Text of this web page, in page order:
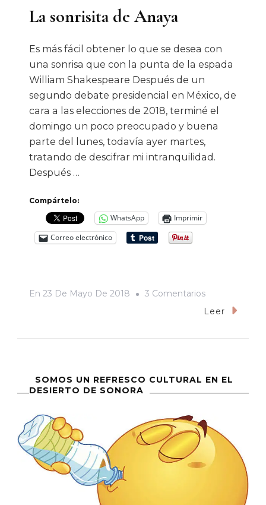
La sonrisita de Anaya
Es más fácil obtener lo que se desea con
una sonrisa que con la punta de la espada
William Shakespeare Después de un
segundo debate presidencial en México, de
cara a las elecciones de 2018, terminé el
domingo un poco preocupado y buena
parte del lunes, todavía ayer martes,
tratando de descifrar mi intranquilidad.
Después …
Compártelo:
WhatsApp
Imprimir
Correo electrónico
En 23 De Mayo De 2018 3 ComentariosEn
La
Leer
SOMOS UN REFRESCO CULTURAL EN EL
DESIERTO DE SONORA